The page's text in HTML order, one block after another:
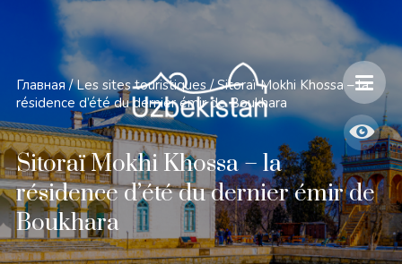
Главная / Les sites touristiques / Sitoraï Mokhi Khossa – la
résidence d’été du dernier émir de Boukhara
Sitoraï Mokhi Khossa – la
résidence d’été du dernier émir de
Boukhara